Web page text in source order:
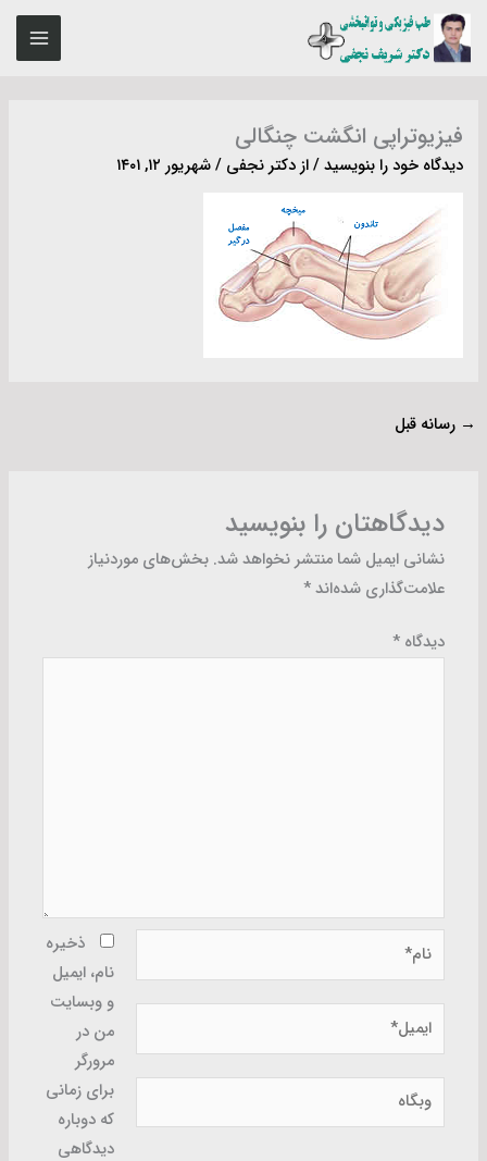
پرش
فیزیوتراپی انگشت چنگالی
دیدگاه‌ خود را بنویسید/ ازدکتر نجفی/شهریور ۱۲, ۱۴۰۱
→ رسانه قبل
دیدگاهتان را بنویسید
نشانی ایمیل شما منتشر نخواهد شد. بخش‌های موردنیاز
علامت‌گذاری شده‌اند*
دیدگاه*
نام*
ایمیل*
وبگاه
ذخیره
نام، ایمیل
و وبسایت
من در
مرورگر
برای زمانی
که دوباره
دیدگاهی